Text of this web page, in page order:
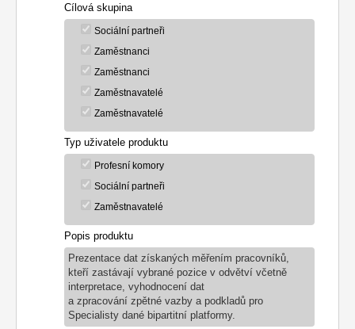
Cílová skupina
Sociální partneři
Zaměstnanci
Zaměstnanci
Zaměstnavatelé
Zaměstnavatelé
Typ uživatele produktu
Profesní komory
Sociální partneři
Zaměstnavatelé
Popis produktu
Prezentace dat získaných měřením pracovníků,
kteří zastávají vybrané pozice v odvětví včetně
interpretace, vyhodnocení dat
a zpracování zpětné vazby a podkladů pro
Specialisty dané bipartitní platformy.